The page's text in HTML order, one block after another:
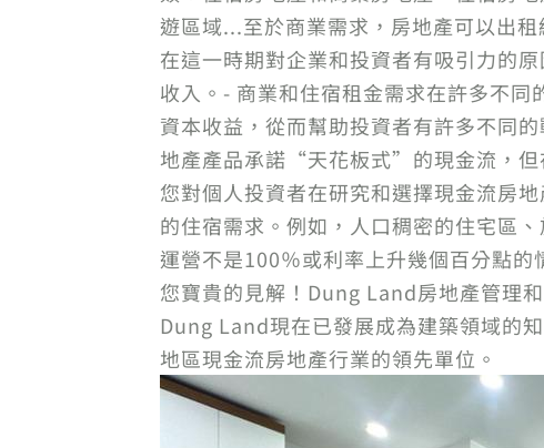
遊區域...至於商業需求，房地產可以出
在這一時期對企業和投資者有吸引力的
收入。- 商業和住宿租金需求在許多不
資本收益，從而幫助投資者有許多不同
地產產品承諾“天花板式”的現金流，但
您對個人投資者在研究和選擇現金流房
的住宿需求。例如，人口稠密的住宅區
運營不是100％或利率上升幾個百分點
您寶貴的見解！Dung Land房地產管理
Dung Land現在已發展成為建築領域的
地區現金流房地產行業的領先單位。